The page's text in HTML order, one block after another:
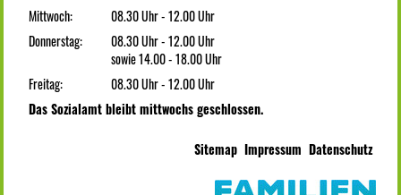
Mittwoch:
08.30 Uhr - 12.00 Uhr
Donnerstag:
08.30 Uhr - 12.00 Uhr
sowie 14.00 - 18.00 Uhr
Freitag:
08.30 Uhr - 12.00 Uhr
Das Sozialamt bleibt mittwochs geschlossen.
Sitemap Impressum Datenschutz